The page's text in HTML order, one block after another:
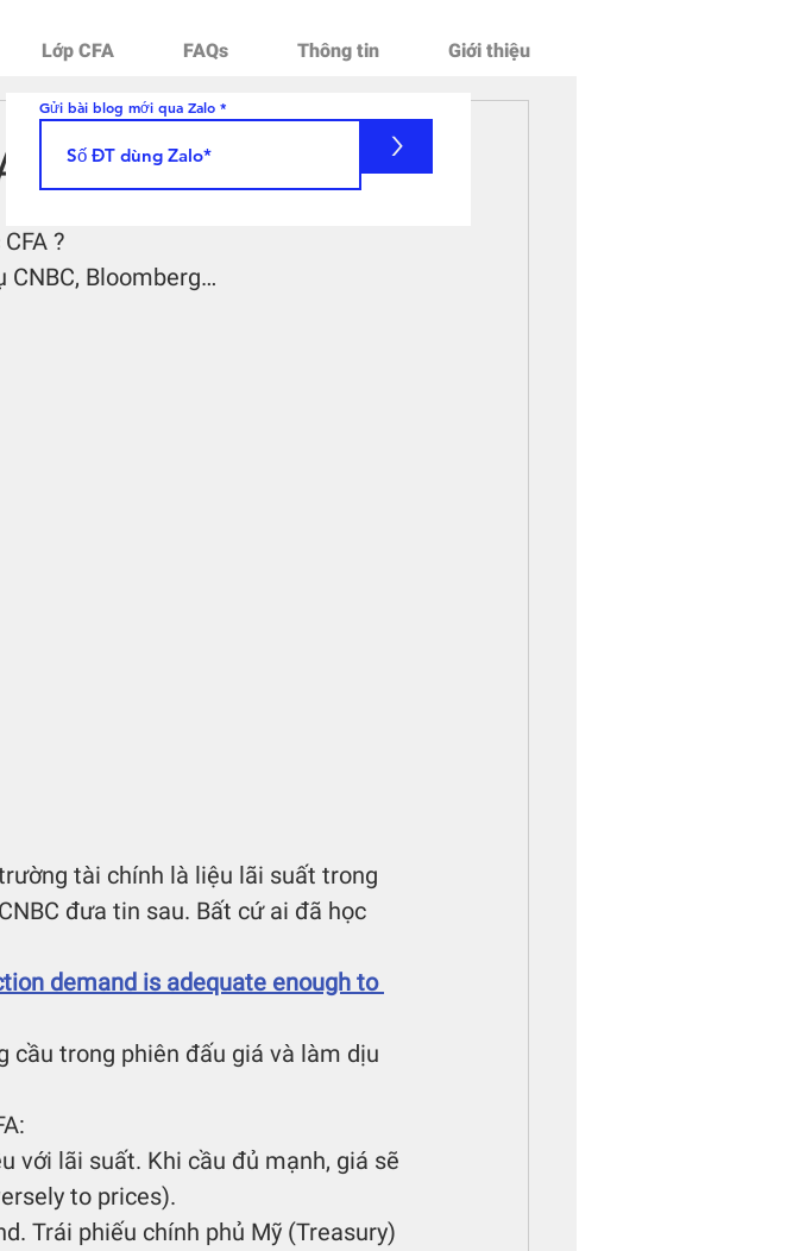
Lớp CFA FAQs Thông tin Giới thiệu
CNBC
?
Bloomberg…
tài chính là liệu lãi suất trong
đưa tin sau. Bất cứ ai đã học
demand is adequate enough to
cầu trong phiên đấu giá và làm dịu
với lãi suất. Khi cầu đủ mạnh, giá sẽ
to prices).
Trái phiếu chính phủ Mỹ (Treasury)
Gửi bài blog mới qua Zalo
>